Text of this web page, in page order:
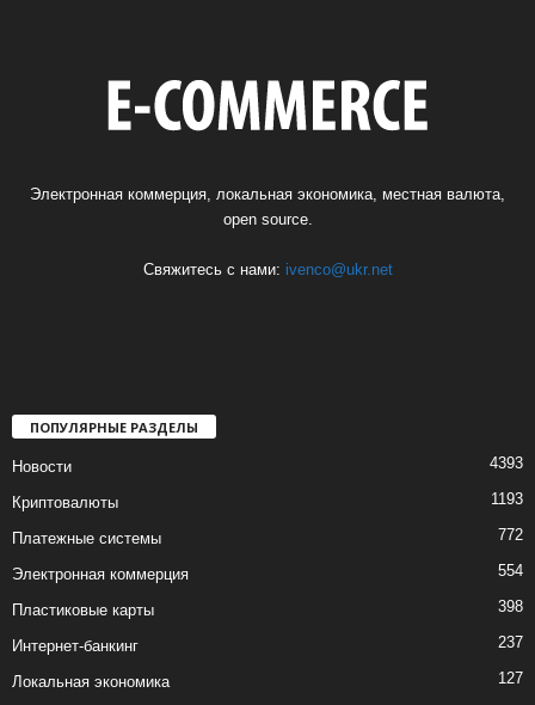
Электронная коммерция, локальная экономика, местная валюта,
open source.
Свяжитесь с нами: ivenco@ukr.net
ПОПУЛЯРНЫЕ РАЗДЕЛЫ
Новости 4393
Криптовалюты 1193
Платежные системы 772
Электронная коммерция 554
Пластиковые карты 398
Интернет-банкинг 237
Локальная экономика 127